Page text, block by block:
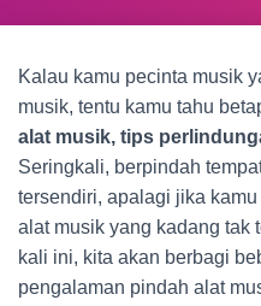
Kalau kamu pecinta musik
musik, tentu kamu tahu
alat musik, tips
Seringkali, berpindah
tersendiri, apalagi jika
alat musik yang kadang tak
kali ini, kita akan berbagi
pengalaman pindah alat